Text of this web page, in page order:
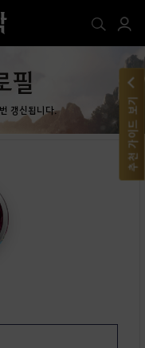
필
갱신됩니다. 추천 가이드 보기